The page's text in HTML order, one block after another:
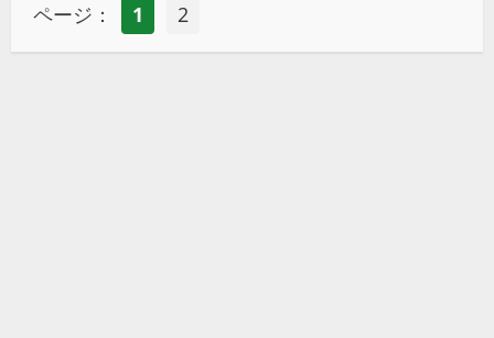
ページ： 1 2